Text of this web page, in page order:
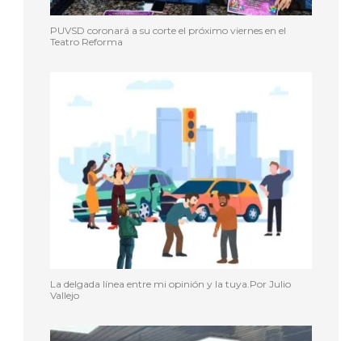
PUVSD coronará a su corte el próximo viernes en el
Teatro Reforma
La delgada línea entre mi opinión y la tuya.Por Julio
Vallejo